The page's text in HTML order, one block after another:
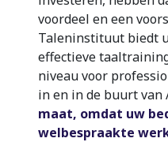
voordeel en een
Taleninstituut biedt
effectieve
niveau voor
in en in de buurt van
maat, omdat uw
welbespraakte